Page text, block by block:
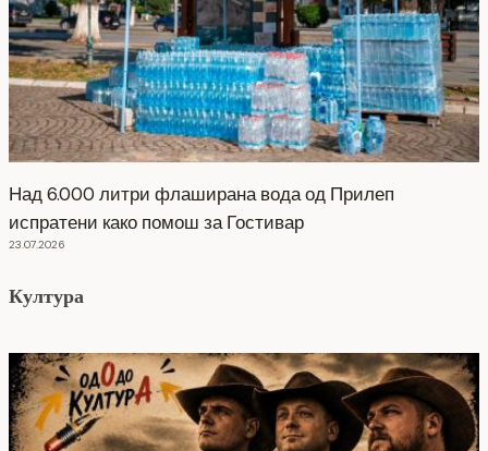
Над 6.000 литри флаширана вода од Прилеп
испратени како помош за Гостивар
23.07.2026
Култура